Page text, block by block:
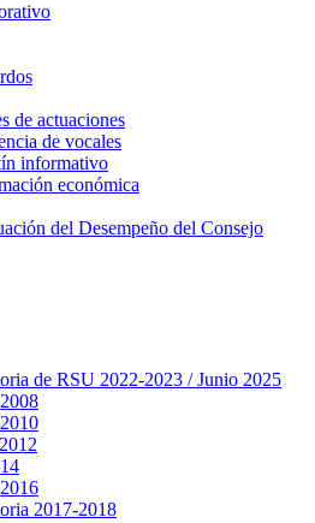
de actuaciones
de vocales
informativo
económica
del Desempeño del Consejo
de RSU 2022-2023 / Junio 2025
2017-2018